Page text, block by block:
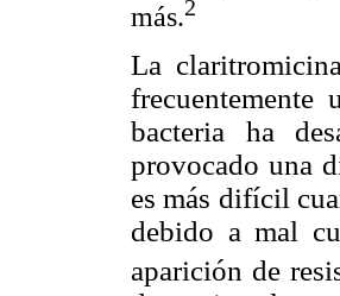
más.2
La
bacteria ha
provocado una
es más difícil
debido a mal
aparición de